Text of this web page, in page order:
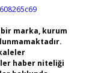
marka, kurum
haber niteliği